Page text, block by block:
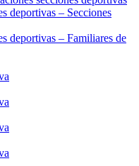
deportivas – Secciones
deportivas – Familiares de